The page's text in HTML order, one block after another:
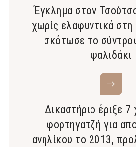
Έγκλημα στον
χωρίς ελαφυντικά στη
σκότωσε το
ψαλιδάκι
Δικαστήριο έριξε 7
φορτηγατζή για
ανηλίκου το 2013,